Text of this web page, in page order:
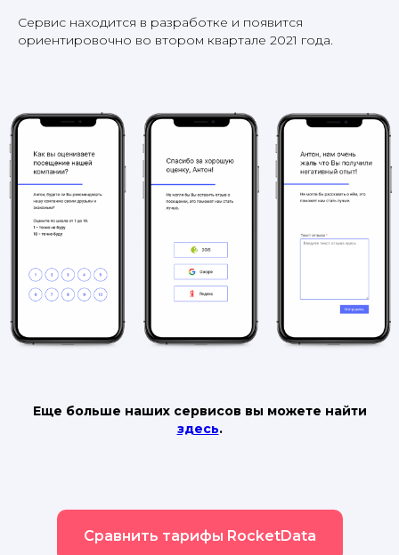
Сервис находится в разработке и появится
ориентировочно во втором квартале 2021 года.
Еще больше наших сервисов вы можете найти
здесь.
Сравнить тарифы RocketData